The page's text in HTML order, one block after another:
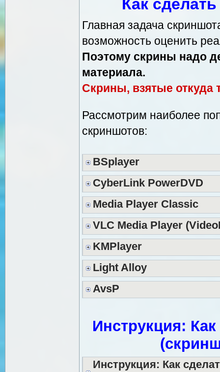
Как
Главная задача
возможность оценить
Поэтому скрины надо
материала.
Скрины, взятые откуда
Рассмотрим наиболее
скриншотов:
BSplayer
CyberLink PowerDVD
Media Player Classic
VLC Media Player
KMPlayer
Light Alloy
AvsP
Инструкция:
Инструкция: Как